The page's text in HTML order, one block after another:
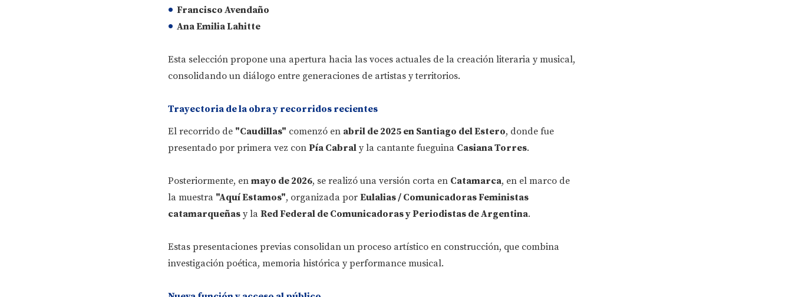
Francisco Avendaño
Ana Emilia Lahitte
Esta selección propone una apertura hacia las voces actuales de la creación literaria y musical,
consolidando un diálogo entre generaciones de artistas y territorios.
Trayectoria de la obra y recorridos recientes
El recorrido de "Caudillas" comenzó en abril de 2025 en Santiago del Estero, donde fue
presentado por primera vez con Pía Cabraly la cantante fueguina Casiana Torres.
Posteriormente, en mayo de 2026, se realizó una versión corta en Catamarca, en el marco de
la muestra "Aquí Estamos", organizada por Eulalias / Comunicadoras Feministas
catamarqueñasy la Red Federal de Comunicadoras y Periodistas de Argentina.
Estas presentaciones previas consolidan un proceso artístico en construcción, que combina
investigación poética, memoria histórica y performance musical.